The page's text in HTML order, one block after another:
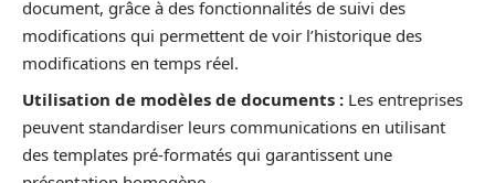
document, grâce à des fonctionnalités de suivi des
modifications qui permettent de voir l’historique des
modifications en temps réel.
Utilisation de modèles de documents : Les entreprises
peuvent standardiser leurs communications en utilisant
des templates pré-formatés qui garantissent une